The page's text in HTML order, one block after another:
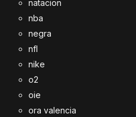
natacion
nba
negra
nfl
nike
o2
oie
ora valencia